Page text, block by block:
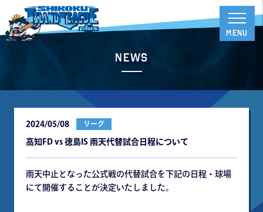
News
2024/05/08 リーグ
高知FD vs 徳島IS 雨天代替試合日程について
雨天中止となった公式戦の代替試合を下記の日程・球場
にて開催することが決定いたしました。